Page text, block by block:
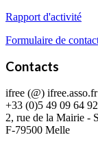
Rapport d'activité
Formulaire de
Contacts
ifree (@) ifree.asso.fr
+33 (0)5 49 09 64 92
2, rue de la Mairie -
F-79500 Melle